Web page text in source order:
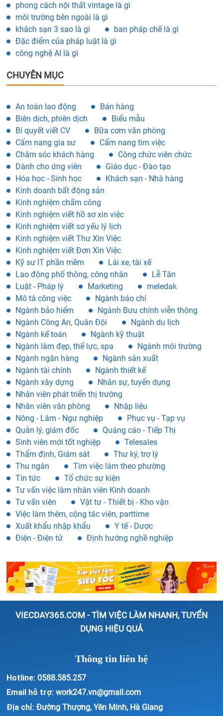
phong cách nội thất vintage là gì
môi trường bên ngoài là gì
khách sạn 3 sao là gì
ban pháp chế là gì
Đặc điểm của pháp luật là gì
công nghệ AI là gì
CHUYÊN MỤC
An toàn lao động
Bán hàng
Biên dịch, phiên dịch
Biểu mẫu
Bí quyết viết CV
Bữa cơm văn phòng
Cẩm nang gia sư
Cẩm nang tìm việc
Chăm sóc khách hàng
Công chức viên chức
Dành cho ứng viên
Giáo dục - Đào tạo
Hóa học - Sinh học
Khách sạn - Nhà hàng
Kinh doanh bất động sản
Kinh nghiệm chấm công
Kinh nghiệm viết hồ sơ xin việc
Kinh nghiệm viết sơ yếu lý lịch
Kinh nghiệm viết Thư Xin Việc
Kinh nghiệm viết Đơn Xin Việc
Kỹ sư IT phần mềm
Lái xe, tài xế
Lao động phổ thông, công nhân
Lễ Tân
Luật - Pháp lý
Marketing
meledak
Mô tả công việc
Ngành báo chí
Ngành bảo hiểm
Ngành Bưu chính viễn thông
Ngành Công An, Quân Đội
Ngành du lịch
Ngành kế toán
Ngành kỹ thuật
Ngành làm đẹp, thể lực, spa
Ngành môi trường
Ngành ngân hàng
Ngành sản xuất
Ngành tài chính
Ngành thiết kế
Ngành xây dựng
Nhân sự, tuyển dụng
Nhân viên phát triển thị trường
Nhân viên văn phòng
Nhập liệu
Nông - Lâm - Ngư nghiệp
Phục vụ - Tạp vụ
Quản lý, giám đốc
Quảng cáo - Tiếp Thị
Sinh viên mới tốt nghiệp
Telesales
Thẩm định, Giám sát
Thư ký, trợ lý
Thu ngân
Tìm việc làm theo phường
Tin tức
Tổ chức sự kiện
Tư vấn việc làm nhân viên Kinh doanh
Tư vấn viên
Vật tư - Thiết bị - Kho vận
Việc làm thêm, cộng tác viên, parttime
Xuất khẩu nhập khẩu
Y tế - Dược
Điện - Điện tử
Định hướng nghề nghiệp
VIECDAY365.COM - TÌM VIỆC LÀM NHANH, TUYỂN
DỤNG HIỆU QUẢ
Thông tin liên hệ
Hotline: 0588.585.257
Email hỗ trợ: work247.vn@gmail.com
Địa chỉ: Đường Thượng, Yên Minh, Hà Giang